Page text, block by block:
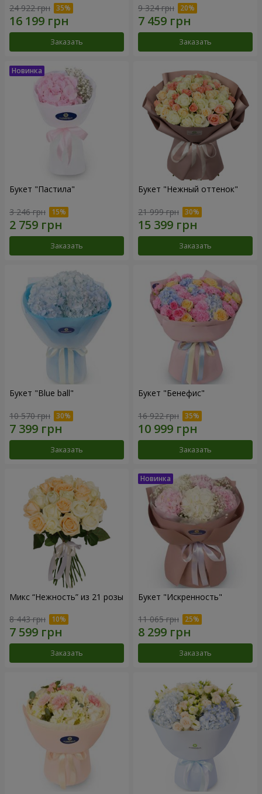
24 922 грн
Заказать
9 324 грн
Заказать
Букет "Пастила"
3 246 грн
Заказать
Букет "Нежный оттенок"
21 999 грн
Заказать
Букет "Blue ball"
10 570 грн
Заказать
Букет "Бенефис"
16 922 грн
Заказать
Микс “Нежность” из 21 розы
8 443 грн
Заказать
Букет "Искренность"
11 065 грн
Заказать